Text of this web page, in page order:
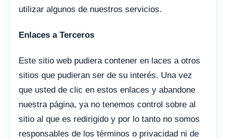
utilizar algunos de nuestros servicios.
Enlaces a Terceros
Este sitio web pudiera contener en laces a otros
sitios que pudieran ser de su interés. Una vez
que usted de clic en estos enlaces y abandone
nuestra página, ya no tenemos control sobre al
sitio al que es redirigido y por lo tanto no somos
responsables de los términos o privacidad ni de